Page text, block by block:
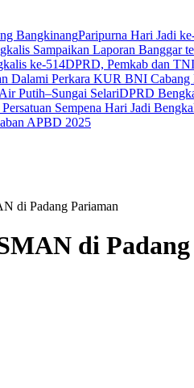
BangkinangParipurna Hari Jadi
Sampaikan Laporan Banggar
ke-514DPRD, Pemkab dan
Dalami Perkara KUR BNI Cabang
Putih–Sungai SelariDPRD
Sempena Hari Jadi
APBD 2025
di Padang Pariaman
di